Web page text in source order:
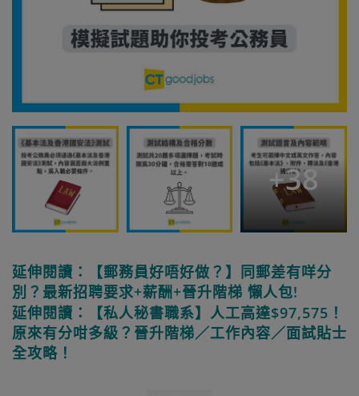
+38
延伸閱讀：【郵務員好唔好做？】同郵差有咩分
別？最新招聘要求+薪酬+晉升階梯 懶人包!
延伸閱讀：【私人秘書職系】人工高達$97,575！
原來有分咁多級？晉升階梯／工作內容／面試貼士
全攻略！